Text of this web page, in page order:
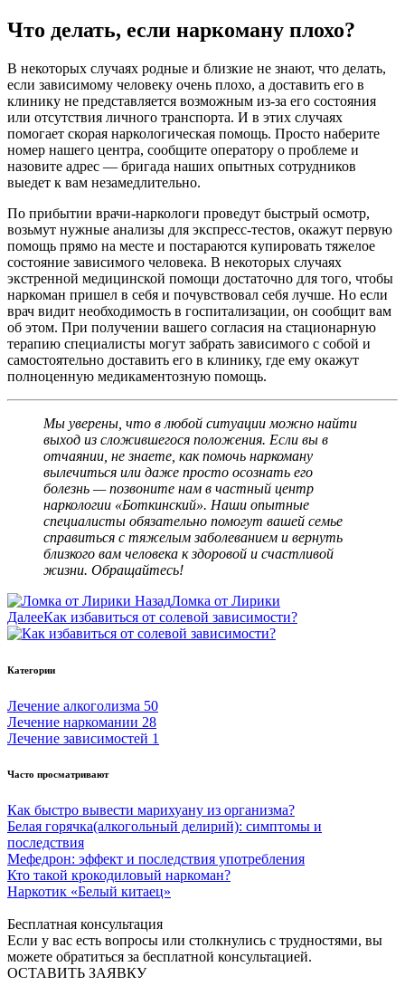
Что делать, если наркоману плохо?
В некоторых случаях родные и близкие не знают, что делать,
если зависимому человеку очень плохо, а доставить его в
клинику не представляется возможным из-за его состояния
или отсутствия личного транспорта. И в этих случаях
помогает скорая наркологическая помощь. Просто наберите
номер нашего центра, сообщите оператору о проблеме и
назовите адрес — бригада наших опытных сотрудников
выедет к вам незамедлительно.
По прибытии врачи-наркологи проведут быстрый осмотр,
возьмут нужные анализы для экспресс-тестов, окажут первую
помощь прямо на месте и постараются купировать тяжелое
состояние зависимого человека. В некоторых случаях
экстренной медицинской помощи достаточно для того, чтобы
наркоман пришел в себя и почувствовал себя лучше. Но если
врач видит необходимость в госпитализации, он сообщит вам
об этом. При получении вашего согласия на стационарную
терапию специалисты могут забрать зависимого с собой и
самостоятельно доставить его в клинику, где ему окажут
полноценную медикаментозную помощь.
Мы уверены, что в любой ситуации можно найти
выход из сложившегося положения. Если вы в
отчаянии, не знаете, как помочь наркоману
вылечиться или даже просто осознать его
болезнь — позвоните нам в частный центр
наркологии «Боткинский». Наши опытные
специалисты обязательно помогут вашей семье
справиться с тяжелым заболеванием и вернуть
близкого вам человека к здоровой и счастливой
жизни. Обращайтесь!
НазадЛомка от Лирики
ДалееКак избавиться от солевой зависимости?
Категории
Лечение алкоголизма 50
Лечение наркомании 28
Лечение зависимостей 1
Часто просматривают
Как быстро вывести марихуану из организма?
Белая горячка(алкогольный делирий): симптомы и
последствия
Мефедрон: эффект и последствия употребления
Кто такой крокодиловый наркоман?
Наркотик «Белый китаец»
Бесплатная консультация
Если у вас есть вопросы или столкнулись с трудностями, вы
можете обратиться за бесплатной консультацией.
ОСТАВИТЬ ЗАЯВКУ